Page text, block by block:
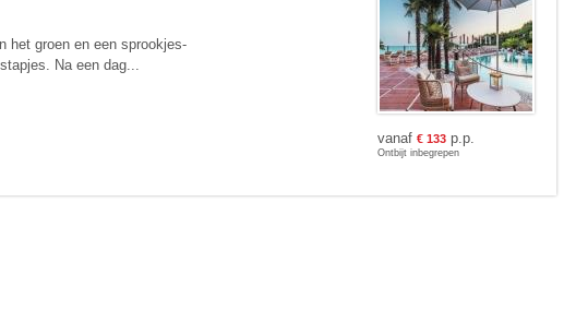
het groen en een sprookjes­
Na een dag...
vanaf € 133p.p.
Ontbijt inbegrepen